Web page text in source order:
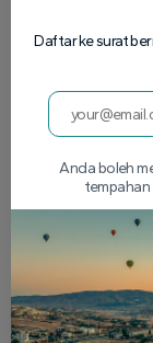
Daftar ke surat
Anda boleh
tempahan